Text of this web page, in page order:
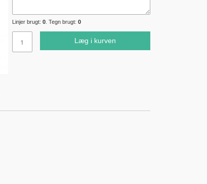
Linjer brugt: 0. Tegn brugt: 0
Læg i kurven